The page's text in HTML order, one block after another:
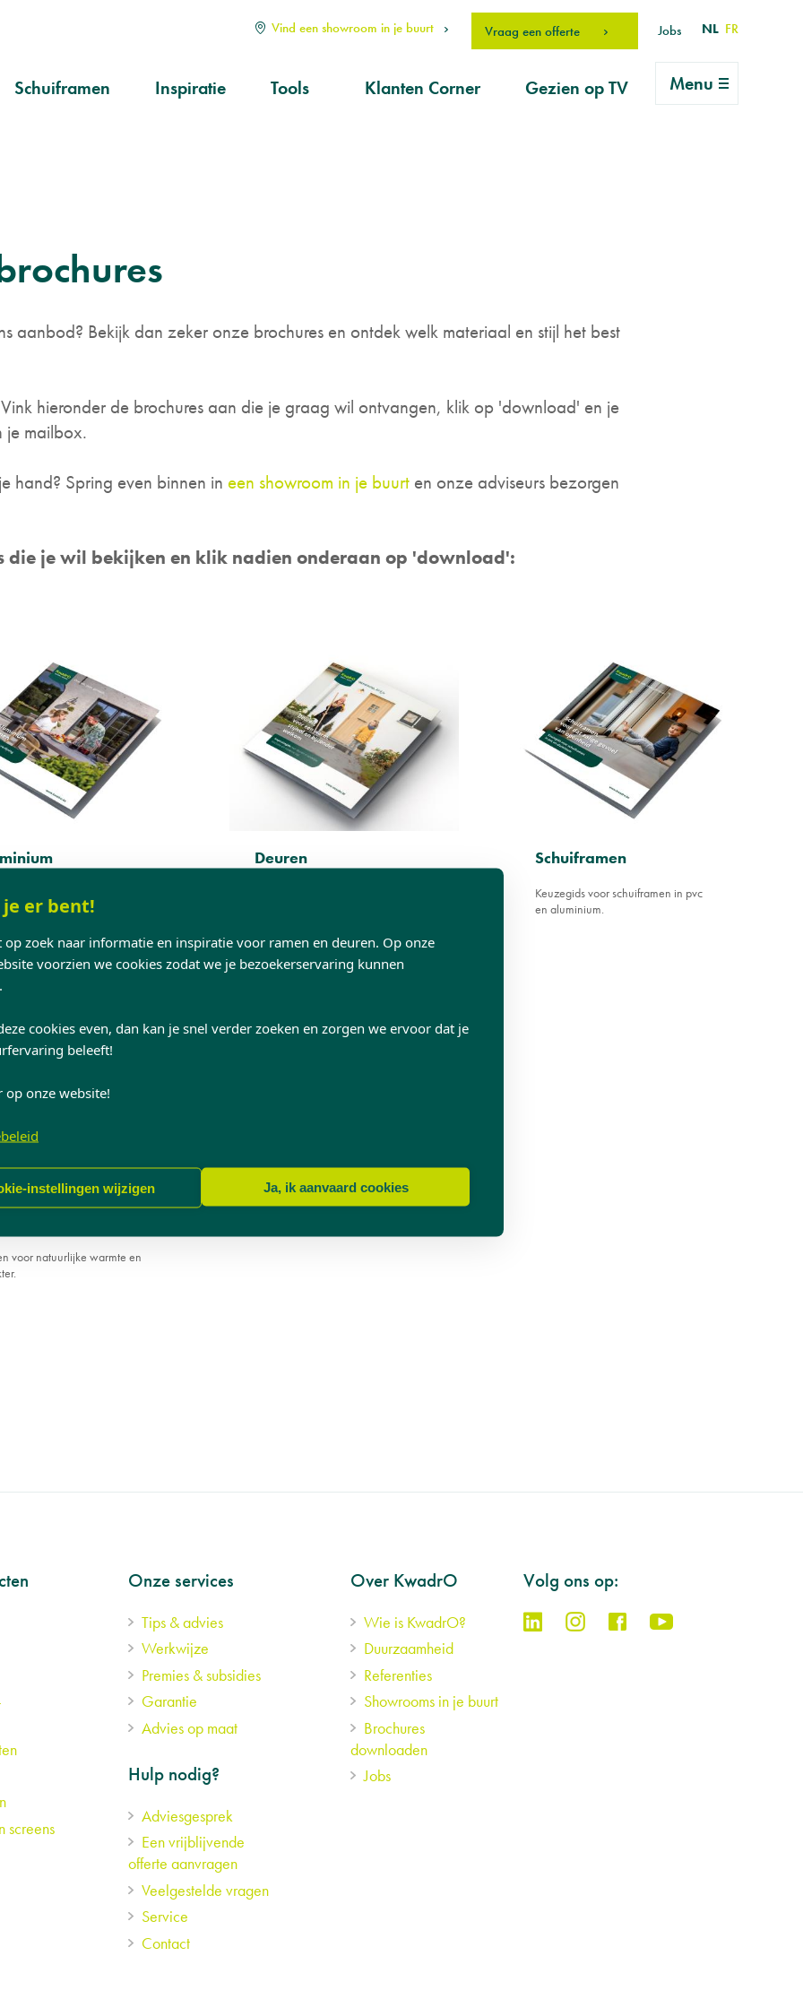
er bent!
op zoek naar informatie en inspiratie voor ramen en deuren. Op onze
voorzien we cookies zodat we je bezoekerservaring kunnen
cookies even, dan kan je snel verder zoeken en zorgen we ervoor dat je
beleeft!
op onze website!
instellingen wijzigen Ja, ik aanvaard cookies
Vind een showroom in je buurt Vraag een offerte Jobs NL FR
Schuiframen Inspiratie Tools Klanten Corner Gezien op TV Menu
aanbod? Bekijk dan zeker onze brochures en ontdek welk materiaal en stijl het best
hieronder de brochures aan die je graag wil ontvangen, klik op 'download' en je
je mailbox.
hand? Spring even binnen in een showroom in je buurt en onze adviseurs bezorgen
die je wil bekijken en klik nadien onderaan op 'download':
voor aluminium, dan kies je
Deuren
gepaste deur.
Schuiframen
Keuzegids voor schuiframen in pvc
en aluminium.
voor natuurlijke warmte en
screens
Onze services
Tips & advies
Werkwijze
Premies & subsidies
Garantie
Advies op maat
Over KwadrO
Wie is KwadrO?
Duurzaamheid
Referenties
Showrooms in je buurt
Brochures
downloaden
Jobs
Hulp nodig?
Adviesgesprek
Een vrijblijvende
offerte aanvragen
Veelgestelde vragen
Service
Contact
Volg ons op: